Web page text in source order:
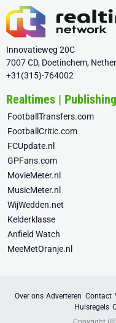
Innovatieweg 20C
7007 CD, Doetinchem,
+31(315)-764002
Realtimes |
FootballTransfers.com
FootballCritic.com
FCUpdate.nl
GPFans.com
MovieMeter.nl
MusicMeter.nl
WijWedden.net
Kelderklasse
Anfield Watch
MeeMetOranje.nl
Over ons Adverteren Contact
Huisregels